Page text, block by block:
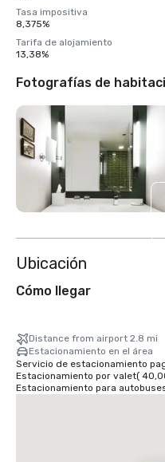
Tasa impositiva
8,375%
Tarifa de alojamiento
13,38%
Fotografías de
Ubicación
Cómo llegar
Distance from airport 2.8 mi
Estacionamiento en el área
Servicio de estacionamiento
Estacionamiento por valet(
Estacionamiento para